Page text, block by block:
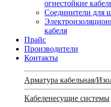
огнестойкие
Соединители для
кабеля
Прайс
Производители
Контакты
Арматура кабельная/
Кабеленесущие системы